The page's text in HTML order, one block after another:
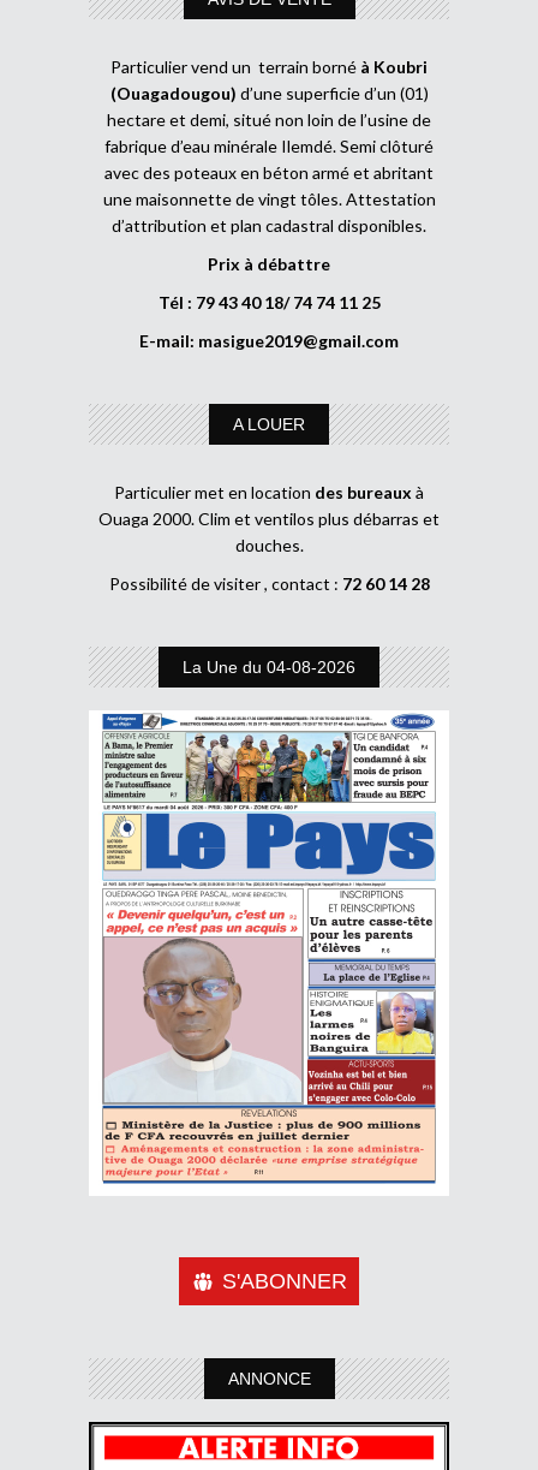
Particulier vend un terrain borné à Koubri
(Ouagadougou) d’une superficie d’un (01)
hectare et demi, situé non loin de l’usine de
fabrique d’eau minérale Ilemdé. Semi clôturé
avec des poteaux en béton armé et abritant
une maisonnette de vingt tôles. Attestation
d’attribution et plan cadastral disponibles.
Prix à débattre
Tél : 79 43 40 18/ 74 74 11 25
E-mail: masigue2019@gmail.com
A LOUER
Particulier met en location des bureaux à
Ouaga 2000. Clim et ventilos plus débarras et
douches.
Possibilité de visiter , contact : 72 60 14 28
La Une du 04-08-2026
S'ABONNER
ANNONCE